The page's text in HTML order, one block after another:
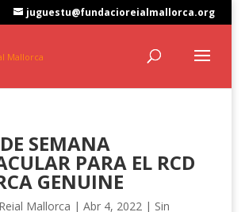
juguestu@fundacioreialmallorca.org
SEMANA
PARA EL RCD
GENUINE
Mallorca | Abr 4, 2022| Sin